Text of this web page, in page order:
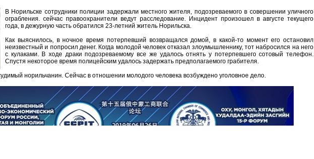
В Норильске сотрудники полиции задержали местного жителя, подозреваемого в совершении уличного
ограбления. сейчас правоохранители ведут расследование. Инцидент произошел в августе текущего
года, в дежурную часть обратился 23-летний житель Норильска.
Как выяснилось, в ночное время потерпевший возвращался домой, в какой-то момент его остановил
неизвестный и попросил денег. Когда молодой человек отказал злоумышленнику, тот набросился на него
с кулаками. В ходе драки подозреваемому все же удалось отнять у потерпевшего сотовый телефон.
Спустя некоторое время полицейским удалось задержать предполагаемого грабителя.
норильчанин. Сейчас в отношении молодого человека возбуждено уголовное дело.